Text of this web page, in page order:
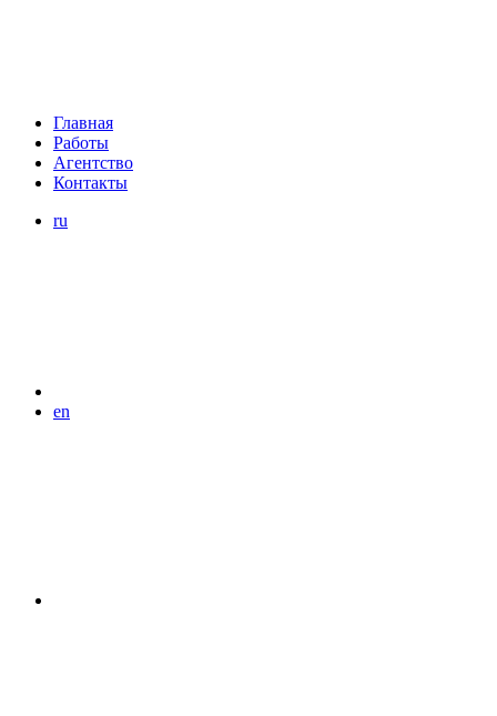
Главная
Работы
Агентство
Контакты
ru
en